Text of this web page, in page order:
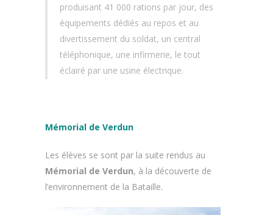
produisant 41 000 rations par jour, des
équipements dédiés au repos et au
divertissement du soldat, un central
téléphonique, une infirmerie, le tout
éclairé par une usine électrique.
Mémorial de Verdun
Les élèves se sont par la suite rendus au
Mémorial de Verdun, à la découverte de
l’environnement de la Bataille.